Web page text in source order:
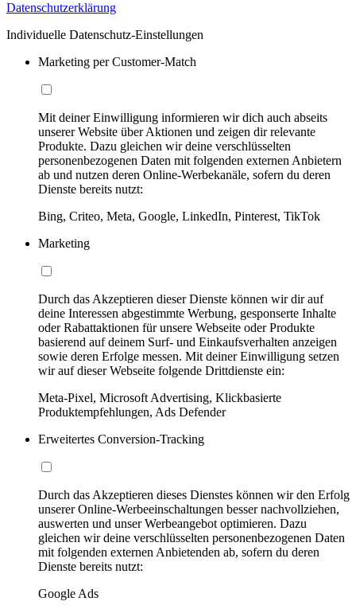
Datenschutzerklärung
Individuelle Datenschutz-Einstellungen
Marketing per Customer-Match
Mit deiner Einwilligung informieren wir dich auch abseits
unserer Website über Aktionen und zeigen dir relevante
Produkte. Dazu gleichen wir deine verschlüsselten
personenbezogenen Daten mit folgenden externen Anbietern
ab und nutzen deren Online-Werbekanäle, sofern du deren
Dienste bereits nutzt:
Bing, Criteo, Meta, Google, LinkedIn, Pinterest, TikTok
Marketing
Durch das Akzeptieren dieser Dienste können wir dir auf
deine Interessen abgestimmte Werbung, gesponserte Inhalte
oder Rabattaktionen für unsere Webseite oder Produkte
basierend auf deinem Surf- und Einkaufsverhalten anzeigen
sowie deren Erfolge messen. Mit deiner Einwilligung setzen
wir auf dieser Webseite folgende Drittdienste ein:
Meta-Pixel, Microsoft Advertising, Klickbasierte
Produktempfehlungen, Ads Defender
Erweitertes Conversion-Tracking
Durch das Akzeptieren dieses Dienstes können wir den Erfolg
unserer Online-Werbeeinschaltungen besser nachvollziehen,
auswerten und unser Werbeangebot optimieren. Dazu
gleichen wir deine verschlüsselten personenbezogenen Daten
mit folgenden externen Anbietenden ab, sofern du deren
Dienste bereits nutzt:
Google Ads